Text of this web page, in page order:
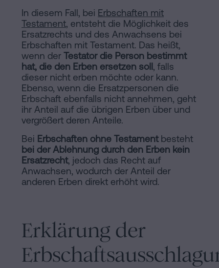
In diesem Fall, bei Erbschaften mit
Testament, entsteht die Möglichkeit des
Ersatzrechts und des Anwachsens bei
Erbschaften mit Testament. Das heißt,
wenn der Testator die Person bestimmt
hat, die den Erben ersetzen soll, falls
dieser nicht erben möchte oder kann.
Ebenso, wenn die Ersatzpersonen die
Erbschaft ebenfalls nicht annehmen, geht
ihr Anteil auf die übrigen Erben über und
vergrößert deren Anteile.
Bei Erbschaften ohne Testamentbesteht
bei der Ablehnung durch den Erben kein
Ersatzrecht, jedoch das Recht auf
Anwachsen, wodurch der Anteil der
anderen Erben direkt erhöht wird.
Erklärung der